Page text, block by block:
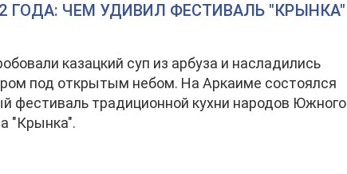
ГОДА: ЧЕМ УДИВИЛ ФЕСТИВАЛЬ "КРЫНКА"
казацкий суп из арбуза и насладились
под открытым небом. На Аркаиме состоялся
фестиваль традиционной кухни народов Южного
"Крынка".